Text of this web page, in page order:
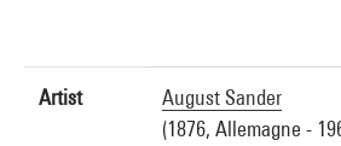
Artist
August Sander
(1876, Allemagne -